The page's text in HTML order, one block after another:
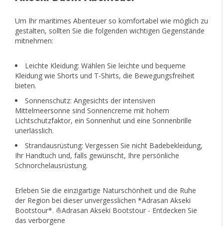
Um Ihr maritimes Abenteuer so komfortabel wie möglich zu
gestalten, sollten Sie die folgenden wichtigen Gegenstände
mitnehmen:
Leichte Kleidung: Wählen Sie leichte und bequeme
Kleidung wie Shorts und T-Shirts, die Bewegungsfreiheit
bieten.
Sonnenschutz: Angesichts der intensiven
Mittelmeersonne sind Sonnencreme mit hohem
Lichtschutzfaktor, ein Sonnenhut und eine Sonnenbrille
unerlässlich.
Strandausrüstung: Vergessen Sie nicht Badebekleidung,
Ihr Handtuch und, falls gewünscht, Ihre persönliche
Schnorchelausrüstung.
Erleben Sie die einzigartige Naturschönheit und die Ruhe
der Region bei dieser unvergesslichen *Adrasan Akseki
Bootstour*. ⛵Adrasan Akseki Bootstour - Entdecken Sie
das verborgene